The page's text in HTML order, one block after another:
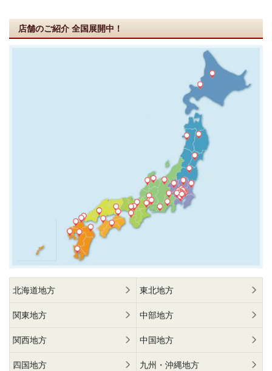
店舗のご紹介 全国展開中！
北海道地方 東北地方
関東地方 中部地方
関西地方 中国地方
四国地方 九州・沖縄地方